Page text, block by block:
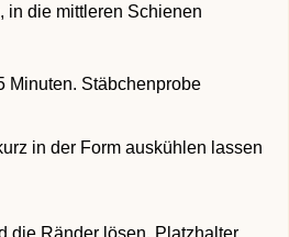
in die mittleren Schienen
Minuten. Stäbchenprobe
in der Form auskühlen lassen
die Ränder lösen. Platzhalter